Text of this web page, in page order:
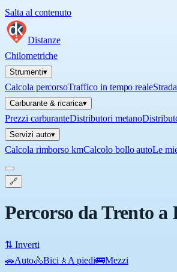
Salta al contenuto
Distanze
Chilometriche
Strumenti▾
Calcola percorsoTraffico in tempo reale
Carburante & ricarica▾
Prezzi carburanteDistributori metano
Servizi auto▾
Calcola rimborso kmCalcolo bollo autoLe
🔗
Percorso da Trento a
⇅ Inverti
🚗Auto🚴Bici 🚶 A piedi🚌Mezzi